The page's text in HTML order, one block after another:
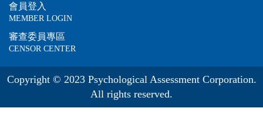
會員登入
MEMBER LOGIN
審查委員專區
CENSOR CENTER
Copyright © 2023 Psychological Assessment Corporation.
All rights reserved.